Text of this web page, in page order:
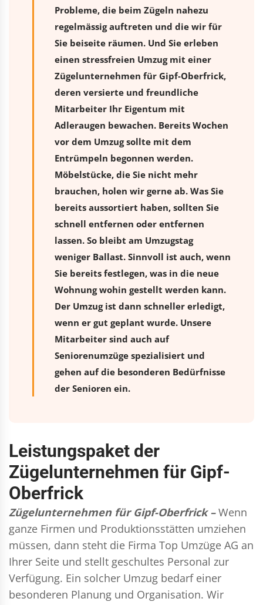
Probleme, die beim Zügeln nahezu
regelmässig auftreten und die wir für
Sie beiseite räumen. Und Sie erleben
einen stressfreien Umzugmit einer
Zügelunternehmen für Gipf-Oberfrick,
deren versierte und freundliche
Mitarbeiter Ihr Eigentum mit
Adleraugen bewachen. Bereits Wochen
vor dem Umzug sollte mit dem
Entrümpeln begonnen werden.
Möbelstücke, die Sie nicht mehr
brauchen, holen wir gerne ab. Was Sie
bereits aussortiert haben, sollten Sie
schnell entfernen oder entfernen
lassen. So bleibt am Umzugstag
weniger Ballast. Sinnvoll ist auch, wenn
Sie bereits festlegen, was in die neue
Wohnung wohin gestellt werden kann.
Der Umzug ist dann schneller erledigt,
wenn er gut geplant wurde. Unsere
Mitarbeiter sind auch auf
Seniorenumzüge spezialisiert und
gehen auf die besonderen Bedürfnisse
der Senioren ein.
Leistungspaket der
Zügelunternehmen für Gipf-
Oberfrick
Zügelunternehmen für Gipf-Oberfrick – Wenn
ganze Firmen und Produktionsstätten umziehen
müssen, dann steht die Firma Top Umzüge AG an
Ihrer Seite und stellt geschultes Personal zur
Verfügung. Ein solcher Umzug bedarf einer
besonderen Planung und Organisation. Wir